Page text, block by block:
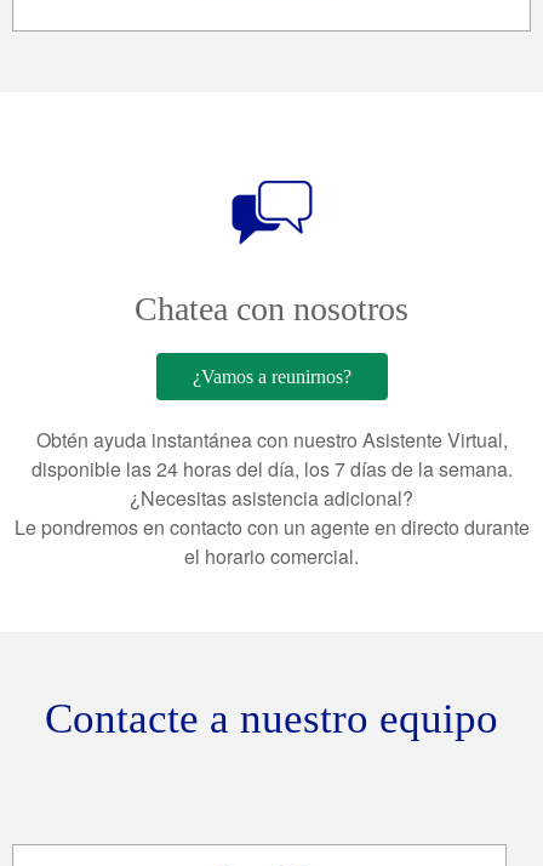
Chatea con nosotros
¿Vamos a reunirnos?
Obtén ayuda instantánea con nuestro Asistente Virtual,
disponible las 24 horas del día, los 7 días de la semana.
¿Necesitas asistencia adicional?
Le pondremos en contacto con un agente en directo durante
el horario comercial.
Contacte a nuestro equipo